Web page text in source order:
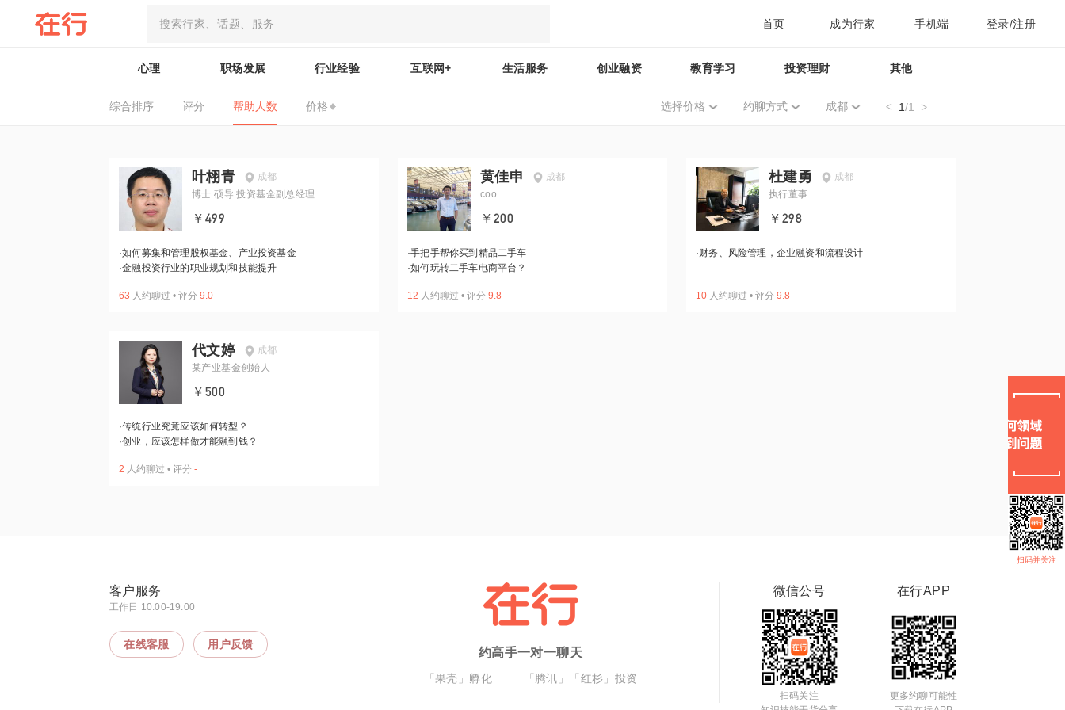
首页 成为行家 手机端 登录/注册
心理 职场发展 行业经验 互联网+ 生活服务 创业融资 教育学习 投资理财 其他
综合排序 评分 帮助人数 价格 选择价格 约聊方式 成都 1/1
叶栩青
成都
博士 硕导 投资基金副总经理
￥499
·如何募集和管理股权基金、产业投资基金
·金融投资行业的职业规划和技能提升
63 人约聊过 • 评分 9.0
黄佳申
成都
coo
￥200
·手把手帮你买到精品二手车
·如何玩转二手车电商平台？
12 人约聊过 • 评分 9.8
杜建勇
成都
执行董事
￥298
·财务、风险管理，企业融资和流程设计
10 人约聊过 • 评分 9.8
代文婷
成都
某产业基金创始人
￥500
·传统行业究竟应该如何转型？
·创业，应该怎样做才能融到钱？
2 人约聊过 • 评分 -
扫码并关注
客户服务
工作日 10:00-19:00
在线客服 用户反馈
约高手一对一聊天
「果壳」孵化 「腾讯」「红杉」投资
微信公号
扫码关注
在行APP
更多约聊可能性